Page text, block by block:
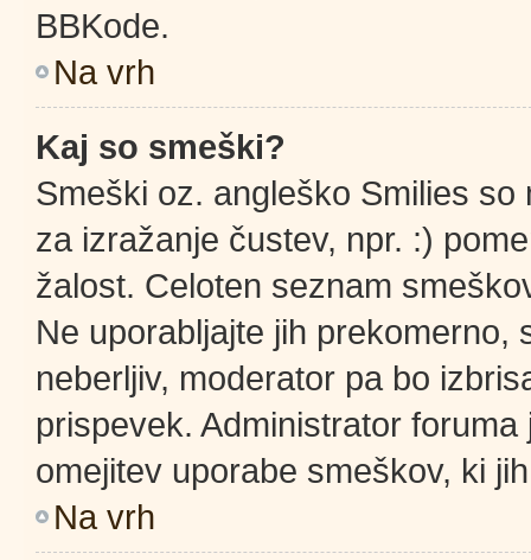
BBKode.
Na vrh
Kaj so smeški?
Smeški oz. angleško Smilies
za izražanje čustev, npr. :)
žalost. Celoten seznam
Ne uporabljajte jih
neberljiv, moderator pa bo
prispevek. Administrator
omejitev uporabe smeškov, ki
Na vrh